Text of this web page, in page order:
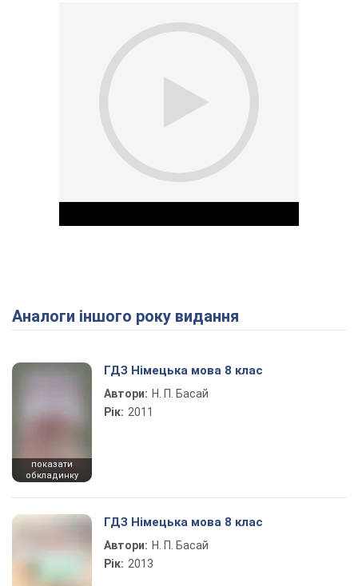
Play Video
Аналоги іншого року видання
показати
обкладинку
ГДЗ Німецька мова 8 клас
Автори: Н. П. Басай
Рік: 2011
ГДЗ Німецька мова 8 клас
Автори: Н. П. Басай
Рік: 2013